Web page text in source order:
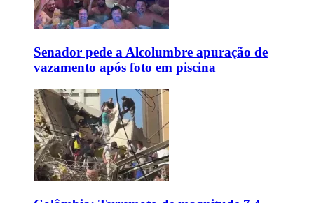
Senador pede a Alcolumbre apuração de
vazamento após foto em piscina